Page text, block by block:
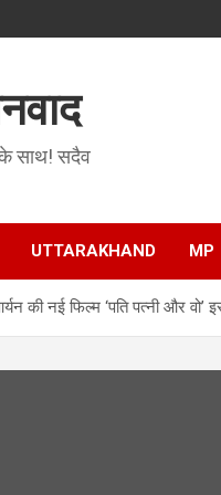
साथ! सदैव
UTTARAKHAND MP
की नई फिल्म ‘पति पत्नी और वो’